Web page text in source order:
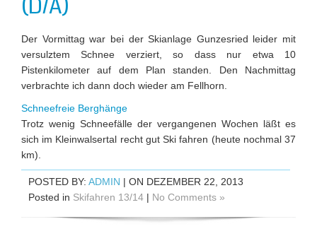
(D/A)
Der Vormittag war bei der Skianlage Gunzesried leider mit
versulztem Schnee verziert, so dass nur etwa 10
Pistenkilometer auf dem Plan standen. Den Nachmittag
verbrachte ich dann doch wieder am Fellhorn.
Schneefreie Berghänge
Trotz wenig Schneefälle der vergangenen Wochen läßt es
sich im Kleinwalsertal recht gut Ski fahren (heute nochmal 37
km).
POSTED BY: ADMIN | ON DEZEMBER 22, 2013
Posted in Skifahren 13/14 | No Comments »